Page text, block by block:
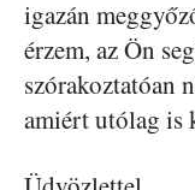
igazán
érzem, az Ön
szórakoztatóan
amiért utólag is